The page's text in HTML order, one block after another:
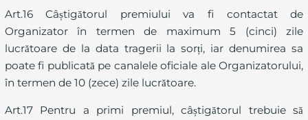
Art.16 Câștigătorul premiului va fi contactat de
Organizator în termen de maximum 5 (cinci) zile
lucrătoare de la data tragerii la sorți, iar denumirea sa
poate fi publicată pe canalele oficiale ale Organizatorului,
în termen de 10 (zece) zile lucrătoare.
Art.17 Pentru a primi premiul, câștigătorul trebuie să